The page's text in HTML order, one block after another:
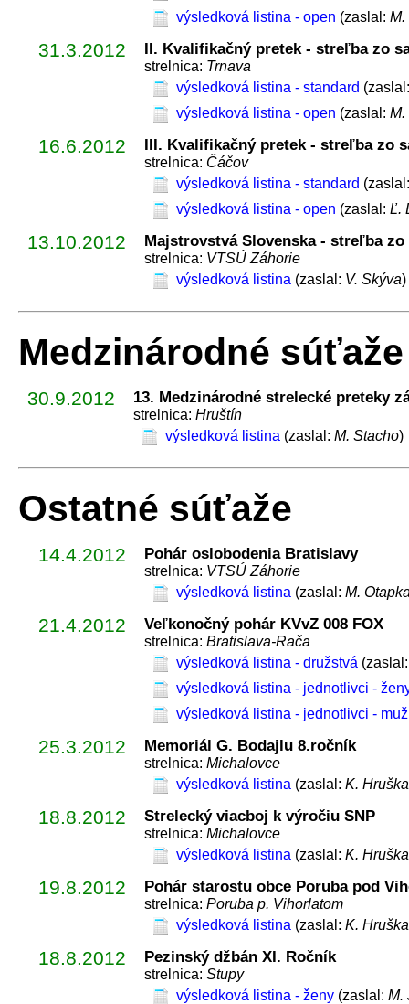
výsledková listina - open (zaslal: M.
31.3.2012 II. Kvalifikačný pretek - streľba zo
strelnica: Trnava
výsledková listina - standard
výsledková listina - open (zaslal: M.
16.6.2012 III. Kvalifikačný pretek - streľba zo
strelnica: Čáčov
výsledková listina - standard
výsledková listina - open (zaslal: Ľ.
13.10.2012 Majstrovstvá Slovenska - streľba zo
strelnica: VTSÚ Záhorie
výsledková listina (zaslal: V. Skýva)
Medzinárodné súťaže
30.9.2012 13. Medzinárodné strelecké preteky
strelnica: Hruštín
výsledková listina (zaslal: M. Stacho)
Ostatné súťaže
14.4.2012 Pohár oslobodenia Bratislavy
strelnica: VTSÚ Záhorie
výsledková listina (zaslal: M.
21.4.2012 Veľkonočný pohár KVvZ 008 FOX
strelnica: Bratislava-Rača
výsledková listina - družstvá
výsledková listina - jednotlivci -
výsledková listina - jednotlivci -
25.3.2012 Memoriál G. Bodajlu 8.ročník
strelnica: Michalovce
výsledková listina (zaslal: K. Hruška
18.8.2012 Strelecký viacboj k výročiu SNP
strelnica: Michalovce
výsledková listina (zaslal: K. Hruška
19.8.2012 Pohár starostu obce Poruba pod
strelnica: Poruba p. Vihorlatom
výsledková listina (zaslal: K. Hruška
18.8.2012 Pezinský džbán XI. Ročník
strelnica: Stupy
výsledková listina - ženy (zaslal: M.